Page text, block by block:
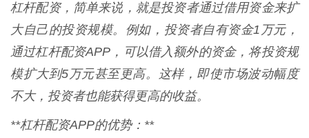
杠杆配资，简单来说，就是投资者通过借用资金来扩
大自己的投资规模。例如，投资者自有资金1万元，
通过杠杆配资APP，可以借入额外的资金，将投资规
模扩大到5万元甚至更高。这样，即使市场波动幅度
不大，投资者也能获得更高的收益。
**杠杆配资APP的优势：**